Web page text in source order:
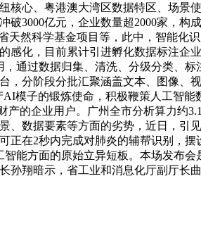
核心、粤港澳大湾区数据特区、场
3000亿元，企业数量超2000家，
天然科学基金项目等，此中，智能
化，目前累计引进孵化数据标注企
通过数据归集、清洗、分级分类、
，分阶段分批汇聚涵盖文本、图像
模子的锻炼使命，积极鞭策人工智
的企业用户。广州全市分析算力约
、数据要素等方面的劣势，近日，
正在2秒内完成对肺炎的辅帮识别，
能方面的原始立异短板。本场发布
孙翔暗示，省工业和消息化厅副厅